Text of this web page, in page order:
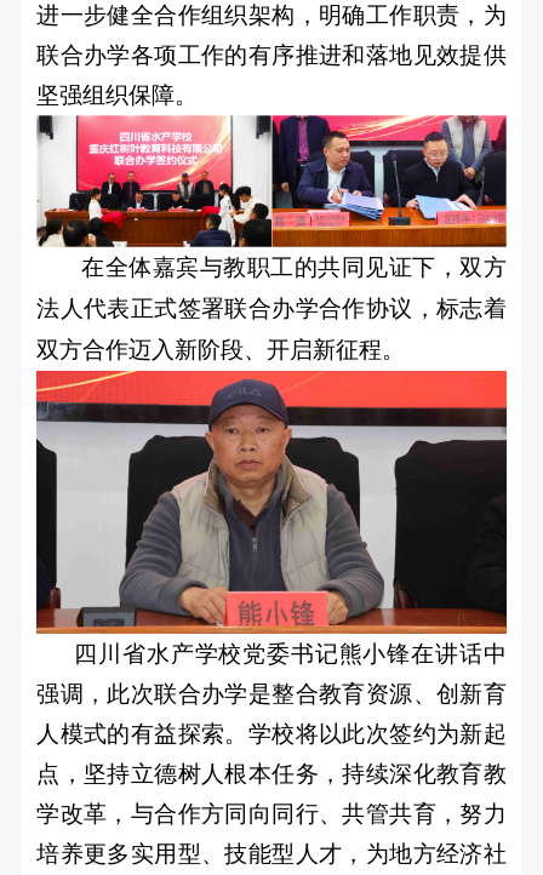
进一步健全合作组织架构，明确工作职责，为
联合办学各项工作的有序推进和落地见效提供
坚强组织保障。
在全体嘉宾与教职工的共同见证下，双方
法人代表正式签署联合办学合作协议，标志着
双方合作迈入新阶段、开启新征程。
四川省水产学校党委书记熊小锋在讲话中
强调，此次联合办学是整合教育资源、创新育
人模式的有益探索。学校将以此次签约为新起
点，坚持立德树人根本任务，持续深化教育教
学改革，与合作方同向同行、共管共育，努力
培养更多实用型、技能型人才，为地方经济社